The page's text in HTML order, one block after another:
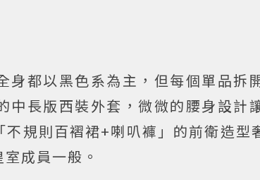
身都以黑色系為主，但每個單品拆
中長版西裝外套，微微的腰身設計
規則百褶裙+喇叭褲」的前衛造型
成員一般。